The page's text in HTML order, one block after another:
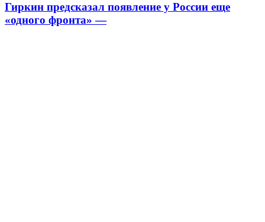
Гиркин предсказал появление у России еще
«одного фронта» —